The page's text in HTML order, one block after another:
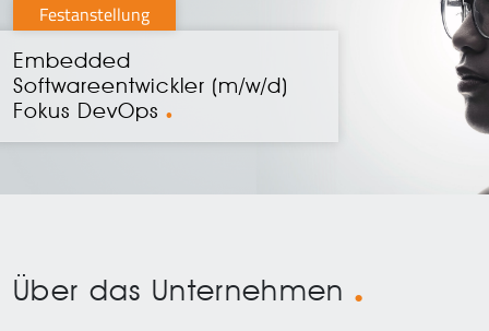
Festanstellung
Embedded
Softwareentwickler (m/w/d)
Fokus DevOps
Über das Unternehmen